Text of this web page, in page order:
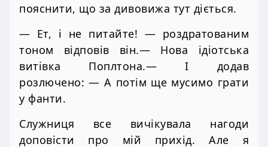
пояснити, що за дивовижа тут діється.
— Ет, і не питайте! — роздратованим
тоном відповів він.— Нова ідіотська
витівка Поплтона.— І додав
розлючено: — А потім ще мусимо грати
у фанти.
Служниця все вичікувала нагоди
доповісти про мій прихід. Але я